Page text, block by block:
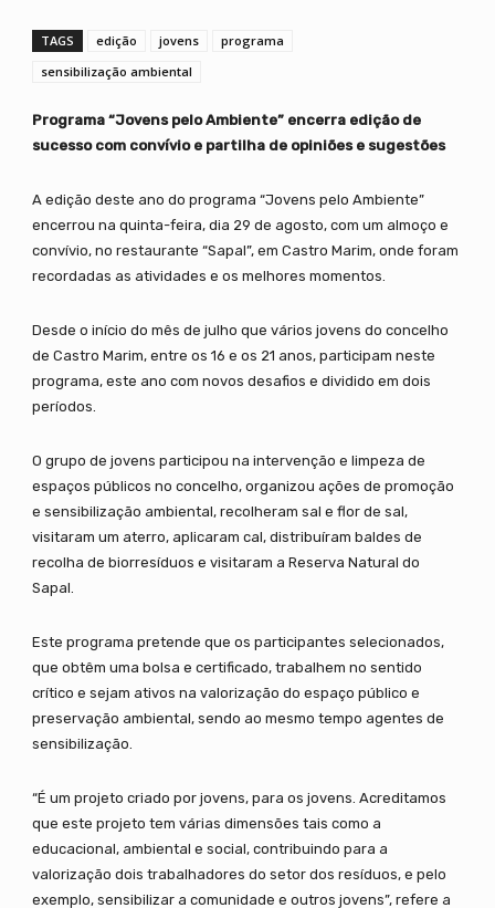
TAGS edição jovens
programa
sensibilização ambiental
Programa “Jovens pelo Ambiente” encerra edição de
sucesso com convívio e partilha de opiniões e sugestões
A edição deste ano do programa “Jovens pelo Ambiente”
encerrou na quinta-feira, dia 29 de agosto, com um almoço e
convívio, no restaurante “Sapal”, em Castro Marim, onde foram
recordadas as atividades e os melhores momentos.
Desde o início do mês de julho que vários jovens do concelho
de Castro Marim, entre os 16 e os 21 anos, participam neste
programa, este ano com novos desafios e dividido em dois
períodos.
O grupo de jovens participou na intervenção e limpeza de
espaços públicos no concelho, organizou ações de promoção
e sensibilização ambiental, recolheram sal e flor de sal,
visitaram um aterro, aplicaram cal, distribuíram baldes de
recolha de biorresíduos e visitaram a Reserva Natural do
Sapal.
Este programa pretende que os participantes selecionados,
que obtêm uma bolsa e certificado, trabalhem no sentido
crítico e sejam ativos na valorização do espaço público e
preservação ambiental, sendo ao mesmo tempo agentes de
sensibilização.
“É um projeto criado por jovens, para os jovens. Acreditamos
que este projeto tem várias dimensões tais como a
educacional, ambiental e social, contribuindo para a
valorização dois trabalhadores do setor dos resíduos, e pelo
exemplo, sensibilizar a comunidade e outros jovens”, refere a